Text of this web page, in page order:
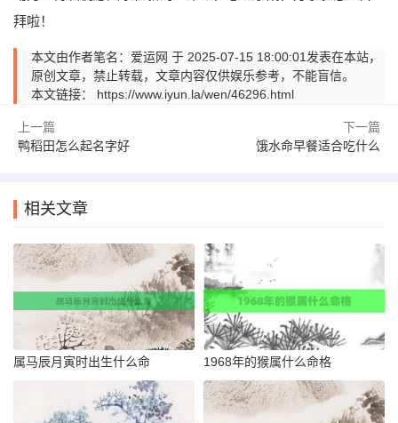
拜啦！
本文由作者笔名：爱运网 于 2025-07-15 18:00:01发表在本站，
原创文章，禁止转载，文章内容仅供娱乐参考，不能盲信。
本文链接： https://www.iyun.la/wen/46296.html
上一篇
鸭稻田怎么起名字好
下一篇
饿水命早餐适合吃什么
相关文章
属马辰月寅时出生什么命 1968年的猴属什么命格